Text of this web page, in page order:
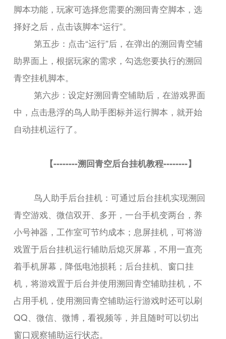
脚本功能，玩家可选择您需要的溯回青空脚本，选
择好之后，点击该脚本“运行”。
第五步：点击“运行”后，在弹出的溯回青空辅
助界面上，根据玩家的需求，勾选您要执行的溯回
青空挂机脚本。
第六步：设定好溯回青空辅助后，在游戏界面
中，点击悬浮的鸟人助手图标并运行脚本，就开始
自动挂机运行了。
【--------溯回青空后台挂机教程--------】
鸟人助手后台挂机：可通过后台挂机实现溯回
青空游戏、微信双开、多开，一台手机变两台，养
小号神器，工作室可节约成本；息屏挂机，可将游
戏置于后台挂机运行辅助后熄灭屏幕，不用一直亮
着手机屏幕，降低电池损耗；后台挂机、窗口挂
机，将游戏置于后台并使用溯回青空辅助挂机，不
占用手机，使用溯回青空辅助运行游戏时还可以刷
QQ、微信、微博，看视频等，并且随时可以切出
窗口观察辅助运行状态。